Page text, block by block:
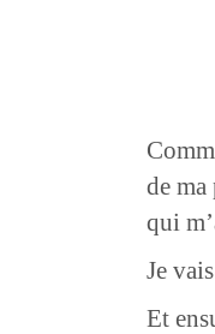
de ma
qui
Je
Et